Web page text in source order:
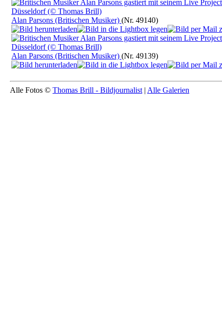
Alan Parsons (Britischen Musiker) (Nr. 49140)
Alan Parsons (Britischen Musiker) (Nr. 49139)
Alle Fotos © Thomas Brill - Bildjournalist | Alle Galerien